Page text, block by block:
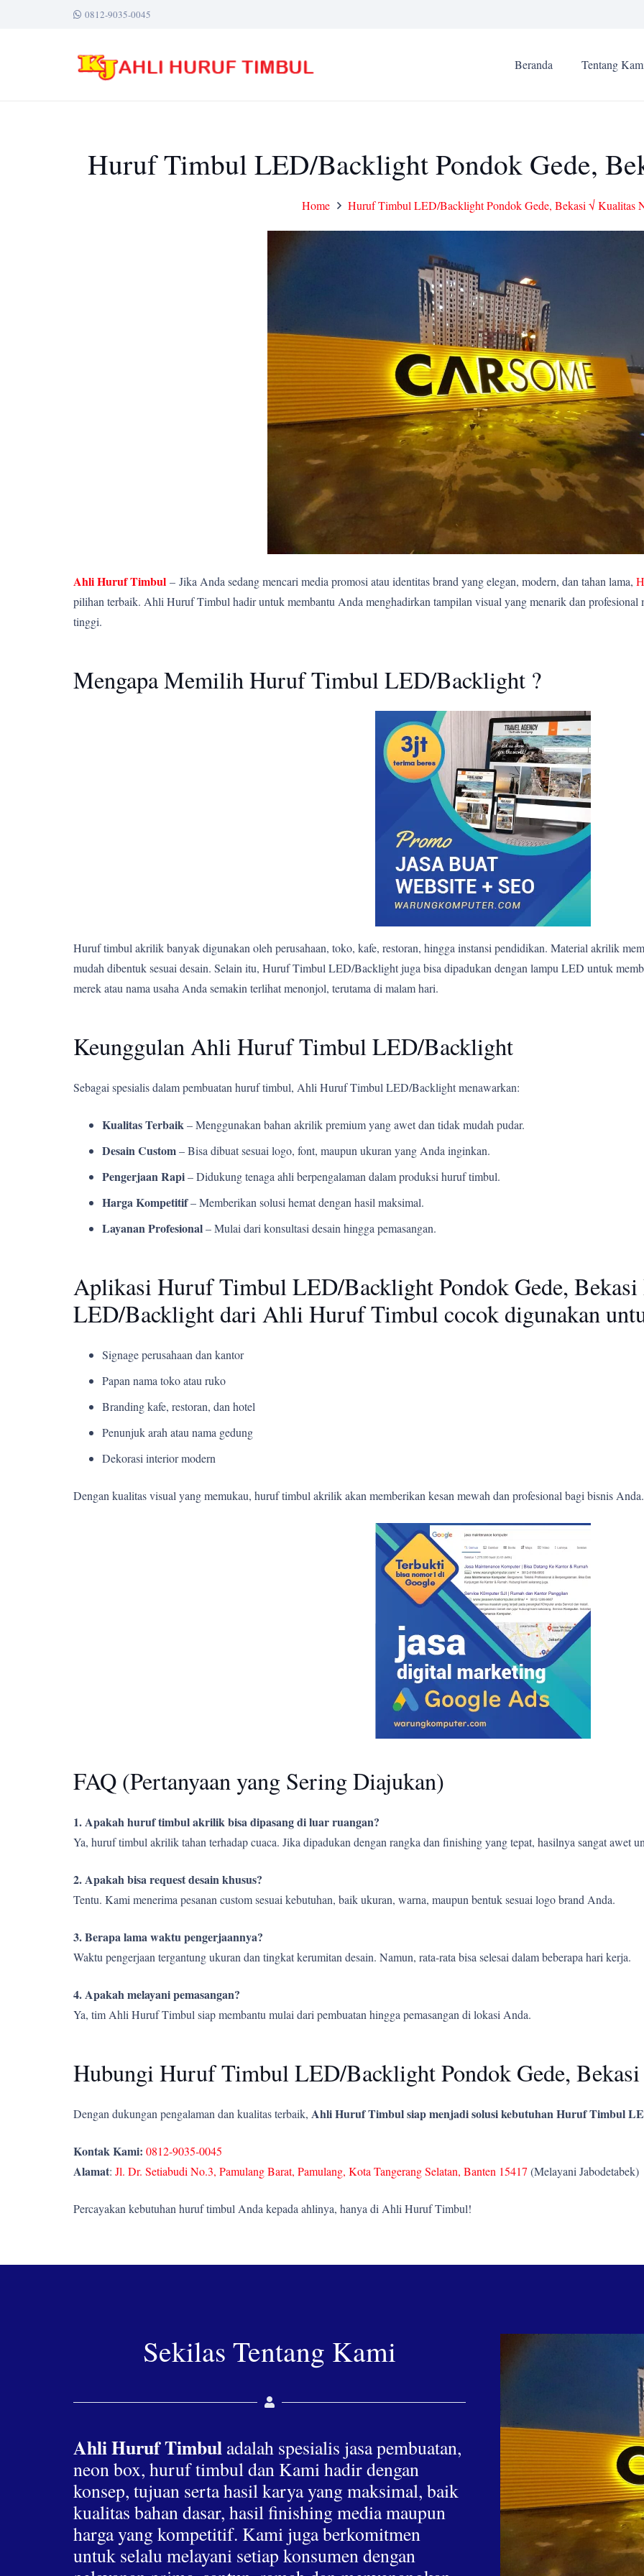
0812-9035-0045
Beranda Tentang
Huruf Timbul LED/Backlight Pondok Gede,
Home Huruf Timbul LED/Backlight Pondok Gede, Bekasi √ Kualitas
Ahli Huruf Timbul – Jika Anda sedang mencari media promosi atau identitas brand yang elegan, modern, dan tahan lama,
pilihan terbaik. Ahli Huruf Timbul hadir untuk membantu Anda menghadirkan tampilan visual yang menarik dan
tinggi.
Mengapa Memilih Huruf Timbul LED/Backlight ?
Huruf timbul akrilik banyak digunakan oleh perusahaan, toko, kafe, restoran, hingga instansi pendidikan. Material akrilik
mudah dibentuk sesuai desain. Selain itu, Huruf Timbul LED/Backlight juga bisa dipadukan dengan lampu LED untuk
merek atau nama usaha Anda semakin terlihat menonjol, terutama di malam hari.
Keunggulan Ahli Huruf Timbul LED/Backlight
Sebagai spesialis dalam pembuatan huruf timbul, Ahli Huruf Timbul LED/Backlight menawarkan:
Kualitas Terbaik– Menggunakan bahan akrilik premium yang awet dan tidak mudah pudar.
Desain Custom– Bisa dibuat sesuai logo, font, maupun ukuran yang Anda inginkan.
Pengerjaan Rapi– Didukung tenaga ahli berpengalaman dalam produksi huruf timbul.
Harga Kompetitif– Memberikan solusi hemat dengan hasil maksimal.
Layanan Profesional– Mulai dari konsultasi desain hingga pemasangan.
Aplikasi Huruf Timbul LED/Backlight Pondok Gede,
LED/Backlight dari Ahli Huruf Timbul cocok digunakan
Signage perusahaan dan kantor
Papan nama toko atau ruko
Branding kafe, restoran, dan hotel
Penunjuk arah atau nama gedung
Dekorasi interior modern
Dengan kualitas visual yang memukau, huruf timbul akrilik akan memberikan kesan mewah dan profesional bagi bisnis Anda.
FAQ (Pertanyaan yang Sering Diajukan)
1. Apakah huruf timbul akrilik bisa dipasang di luar ruangan?
Ya, huruf timbul akrilik tahan terhadap cuaca. Jika dipadukan dengan rangka dan finishing yang tepat, hasilnya sangat awet
2. Apakah bisa request desain khusus?
Tentu. Kami menerima pesanan custom sesuai kebutuhan, baik ukuran, warna, maupun bentuk sesuai logo brand Anda.
3. Berapa lama waktu pengerjaannya?
Waktu pengerjaan tergantung ukuran dan tingkat kerumitan desain. Namun, rata-rata bisa selesai dalam beberapa hari kerja.
4. Apakah melayani pemasangan?
Ya, tim Ahli Huruf Timbul siap membantu mulai dari pembuatan hingga pemasangan di lokasi Anda.
Hubungi Huruf Timbul LED/Backlight Pondok Gede, Bekasi
Dengan dukungan pengalaman dan kualitas terbaik, Ahli Huruf Timbul siap menjadi solusi kebutuhan Huruf Timbul
Kontak Kami: 0812-9035-0045
Alamat: Jl. Dr. Setiabudi No.3, Pamulang Barat, Pamulang, Kota Tangerang Selatan, Banten 15417 (Melayani Jabodetabek)
Percayakan kebutuhan huruf timbul Anda kepada ahlinya, hanya di Ahli Huruf Timbul!
Sekilas Tentang Kami
Ahli Huruf Timbul adalah spesialis jasa pembuatan,
neon box, huruf timbul dan Kami hadir dengan
konsep, tujuan serta hasil karya yang maksimal, baik
kualitas bahan dasar, hasil finishing media maupun
harga yang kompetitif. Kami juga berkomitmen
untuk selalu melayani setiap konsumen dengan